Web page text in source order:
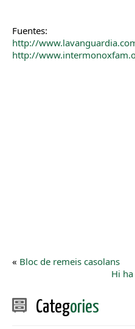
Fuentes:
http://
http://
« Bloc de remeis casolans
Hi
Categories